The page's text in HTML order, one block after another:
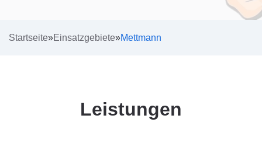
Startseite»Einsatzgebiete»Mettmann
Leistungen